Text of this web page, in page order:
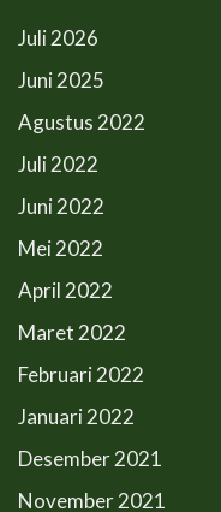
Juli 2026
Juni 2025
Agustus 2022
Juli 2022
Juni 2022
Mei 2022
April 2022
Maret 2022
Februari 2022
Januari 2022
Desember 2021
November 2021